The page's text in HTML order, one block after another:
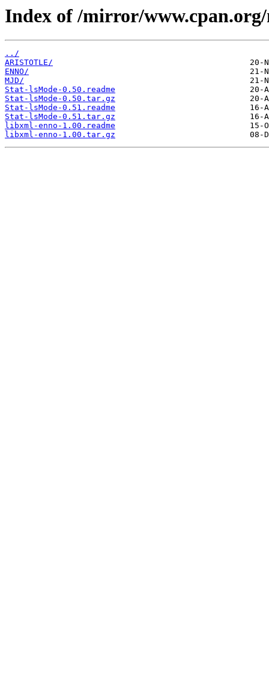
Index of /mirror/
../
ARISTOTLE/
ENNO/
MJD/
Stat-lsMode-0.50.readme
Stat-lsMode-0.50.tar.gz
Stat-lsMode-0.51.readme
Stat-lsMode-0.51.tar.gz
libxml-enno-1.00.readme
libxml-enno-1.00.tar.gz